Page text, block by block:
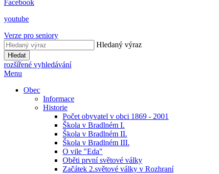
Facebook
youtube
Verze pro seniory
Hledaný výraz
Hledat
rozšířené vyhledávání
Menu
Obec
Informace
Historie
Počet obyvatel v obci 1869 - 2001
Škola v Bradlném I.
Škola v Bradlném II.
Škola v Bradlném III.
O vile "Eda"
Oběti první světové války
Začátek 2.světové války v Rozhraní